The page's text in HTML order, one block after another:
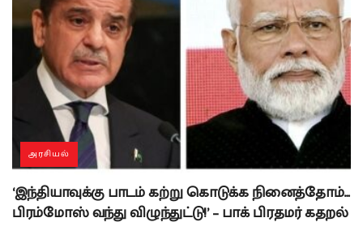
அரசியல்
‘இந்தியாவுக்கு பாடம் கற்று கொடுக்க நினைத்தோம்…
பிரம்மோஸ் வந்து விழுந்துட்டு!’ – பாக் பிரதமர் கதறல்